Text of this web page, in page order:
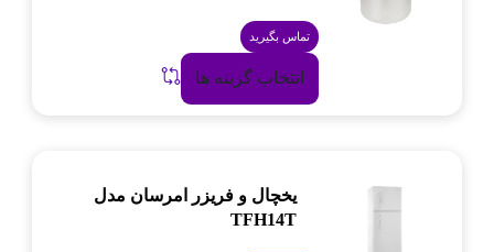
تماس بگیرید
انتخاب گزینه ها
یخچال و فریزر امرسان مدل
TFH14T